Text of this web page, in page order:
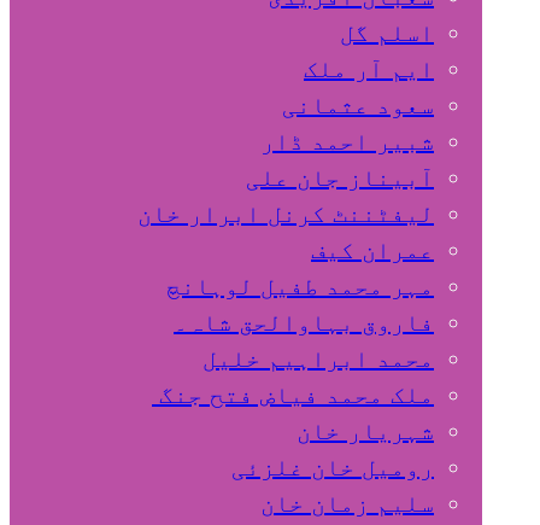
اسلم گل
ایم آر ملک
سعود عثمانی
شبیر احمد ڈار
آبیناز جان علی
لیفٹننٹ کرنل ابرار خان
عمران کیف
مہر محمد طفیل لوہانچ
فاروق بہاوالحق شاہ۔
محمد ابراہیم خلیل
ملک محمد فیاض فتح جنگ
شہریار خان
رومیل خان غلزئی
سلیم زمان خان